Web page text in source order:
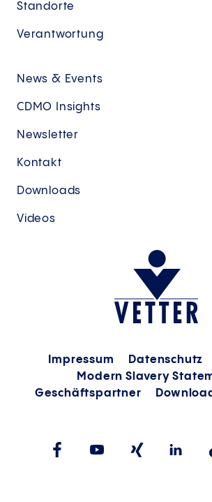
Standorte
Verantwortung
News & Events
CDMO Insights
Newsletter
Kontakt
Downloads
Videos
Impressum Datenschutz
Modern Slavery
Geschäftspartner